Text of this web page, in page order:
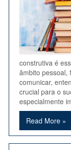
construtiva é
âmbito pessoal,
comunicar,
crucial para o
especialmente
Read More »